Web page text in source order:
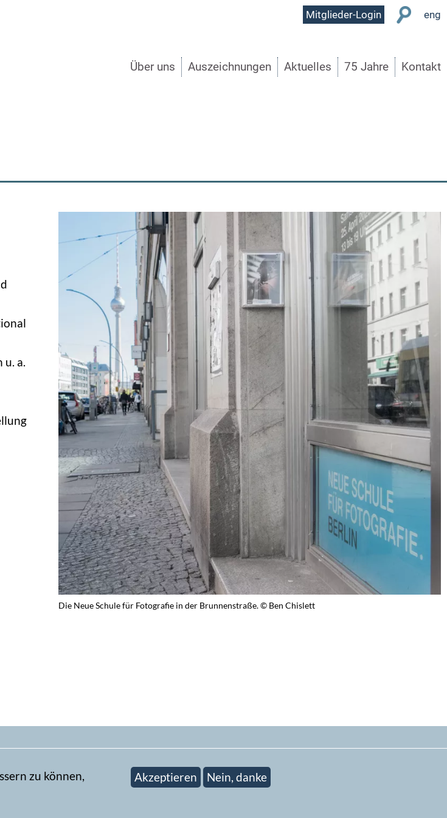
User
Mitglieder-Login eng
Über uns Auszeichnungen Aktuelles 75 Jahre Kontakt
a.
Die Neue Schule für Fotografie in der Brunnenstraße. © Ben Chislett
Newsletter abonnieren
zu können,
Akzeptieren Nein, danke